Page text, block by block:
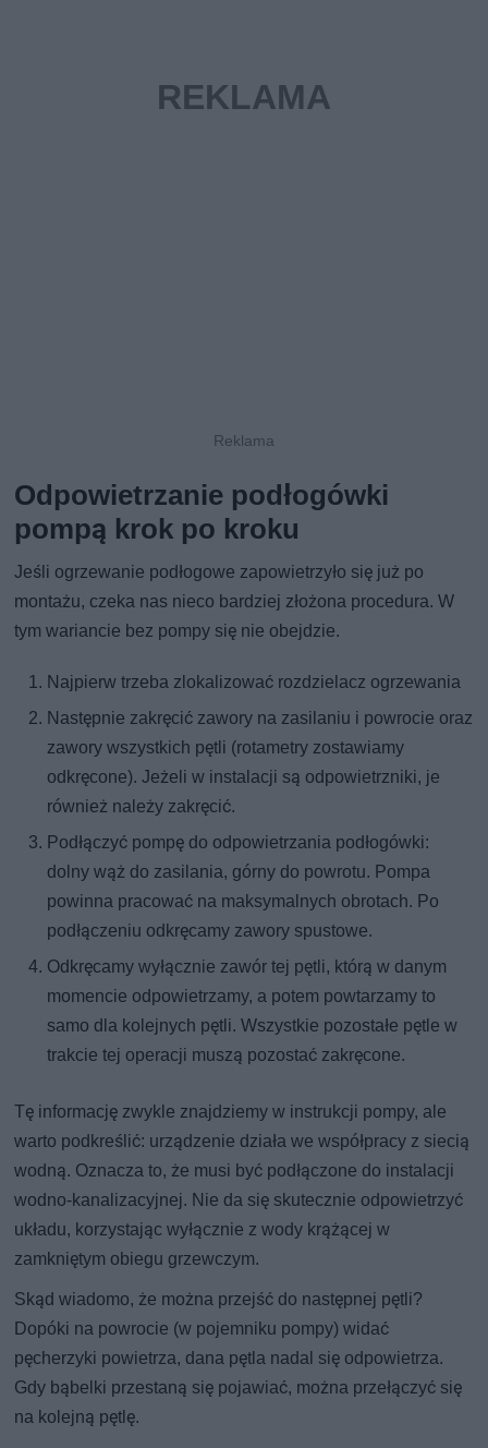
Odpowietrzanie podłogówki
pompą krok po kroku
Jeśli ogrzewanie podłogowe zapowietrzyło się już po
montażu, czeka nas nieco bardziej złożona procedura. W
tym wariancie bez pompy się nie obejdzie.
Najpierw trzeba zlokalizować rozdzielacz ogrzewania
Następnie zakręcić zawory na zasilaniu i powrocie oraz
zawory wszystkich pętli (rotametry zostawiamy
odkręcone). Jeżeli w instalacji są odpowietrzniki, je
również należy zakręcić.
Podłączyć pompę do odpowietrzania podłogówki:
dolny wąż do zasilania, górny do powrotu. Pompa
powinna pracować na maksymalnych obrotach. Po
podłączeniu odkręcamy zawory spustowe.
Odkręcamy wyłącznie zawór tej pętli, którą w danym
momencie odpowietrzamy, a potem powtarzamy to
samo dla kolejnych pętli. Wszystkie pozostałe pętle w
trakcie tej operacji muszą pozostać zakręcone.
Tę informację zwykle znajdziemy w instrukcji pompy, ale
warto podkreślić: urządzenie działa we współpracy z siecią
wodną. Oznacza to, że musi być podłączone do instalacji
wodno-kanalizacyjnej. Nie da się skutecznie odpowietrzyć
układu, korzystając wyłącznie z wody krążącej w
zamkniętym obiegu grzewczym.
Skąd wiadomo, że można przejść do następnej pętli?
Dopóki na powrocie (w pojemniku pompy) widać
pęcherzyki powietrza, dana pętla nadal się odpowietrza.
Gdy bąbelki przestaną się pojawiać, można przełączyć się
na kolejną pętlę.